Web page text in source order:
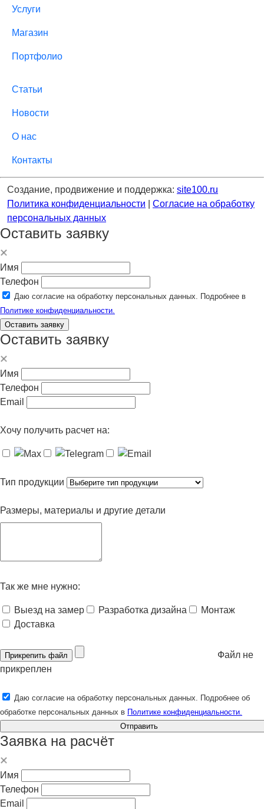
Услуги
Магазин
Портфолио
Статьи
Новости
О нас
Контакты
Создание, продвижение и поддержка: site100.ru
Политика конфиденциальности
Согласие на обработку
персональных данных
Оставить заявку
Имя
Телефон
Даю согласие на обработку персональных данных. Подробнее в
Политике конфиденциальности.
Оставить заявку
Оставить заявку
Имя
Телефон
Email
Хочу получить расчет на:
Тип продукции
Размеры, материалы и другие детали
Так же мне нужно:
Выезд на замер Разработка дизайна
Монтаж
Доставка
Прикрепить файл
Файл не
прикреплен
Даю согласие на обработку персональных данных. Подробнее об
обработке персональных данных в Политике конфиденциальности.
Отправить
Заявка на расчёт
Имя
Телефон
Email